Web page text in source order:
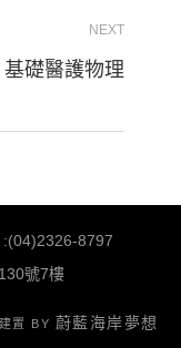
NEXT
基礎醫護物理
:(04)2326-8797
號7樓
置 BY 蔚藍海岸夢想